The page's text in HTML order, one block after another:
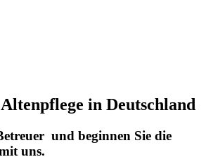
in Deutschland
und beginnen Sie die
uns.